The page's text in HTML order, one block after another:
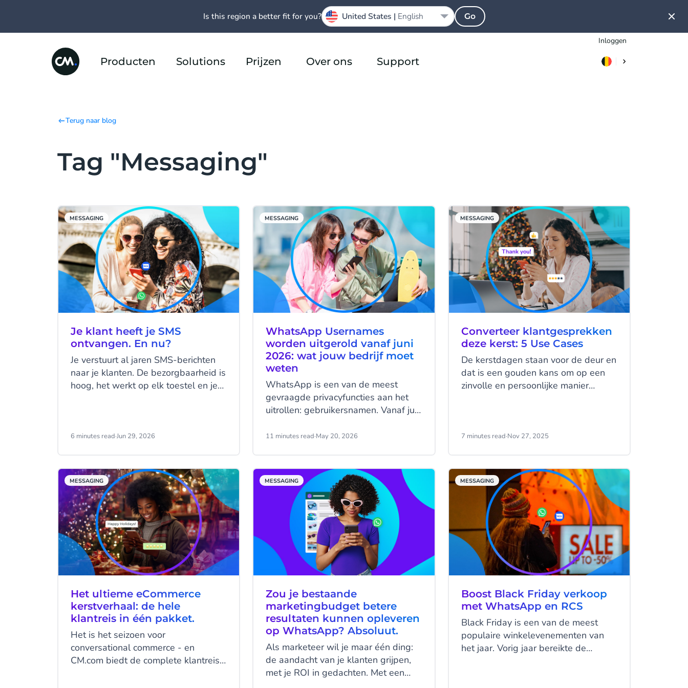
Inloggen
Producten Solutions Prijzen Over ons Support
Terug naar blog
Tag "Messaging"
MESSAGING
Je klant heeft je SMS
ontvangen. En nu?
Je verstuurt al jaren SMS-berichten
naar je klanten. De bezorgbaarheid is
hoog, het werkt op elk toestel en je
praat niet terug.
6 minutes read·Jun 29, 2026
MESSAGING
WhatsApp Usernames
worden uitgerold vanaf juni
2026: wat jouw bedrijf moet
weten
WhatsApp is een van de meest
gevraagde privacyfuncties aan het
uitrollen: gebruikersnamen. Vanaf juni
telefoonnummer verbergen wanneer
gevolgen voor hoe je klanten
identificeert, campagnes uitvoert en
je data structureert.
11 minutes read·May 20, 2026
MESSAGING
Converteer klantgesprekken
deze kerst: 5 Use Cases
De kerstdagen staan voor de deur en
dat is een gouden kans om op een
zinvolle en persoonlijke manier
kerst een onvergetelijke
slimme deals en feestvreugde
rechtstreeks naar de telefoons van je
klanten te sturen. In deze blog
onderzoeken we hoe het gebruik van
deze kanalen niet alleen de
klanttevredenheid kan vergroten,
maar ook de verkoop kan stimuleren
tijdens de drukste periode van het
jaar.
7 minutes read·Nov 27, 2025
MESSAGING
Het ultieme eCommerce
kerstverhaal: de hele
klantreis in één pakket.
Het is het seizoen voor
conversational commerce - en
CM.com biedt de complete klantreis
MESSAGING
Zou je bestaande
marketingbudget betere
resultaten kunnen opleveren
op WhatsApp? Absoluut.
Als marketeer wil je maar één ding:
de aandacht van je klanten grijpen,
met je ROI in gedachten. Met een
MESSAGING
Boost Black Friday verkoop
met WhatsApp en RCS
Black Friday is een van de meest
populaire winkelevenementen van
het jaar. Vorig jaar bereikte de
Is this region a better fit for you? United States | English Go